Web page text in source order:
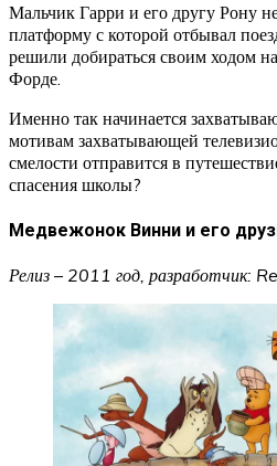
Мальчик Гарри и его другу Рону
платформу с которой отбывал
решили добираться своим ходом
Форде.
Именно так начинается
мотивам захватывающей
смелости отправится в
спасения школы?
Медвежонок Винни и его
Релиз – 2011 год, разработчик: